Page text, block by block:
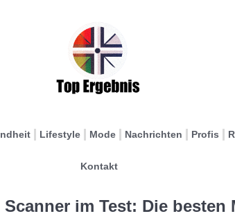
Lifestyle Mode Nachrichten Profis
Kontakt
im Test: Die besten